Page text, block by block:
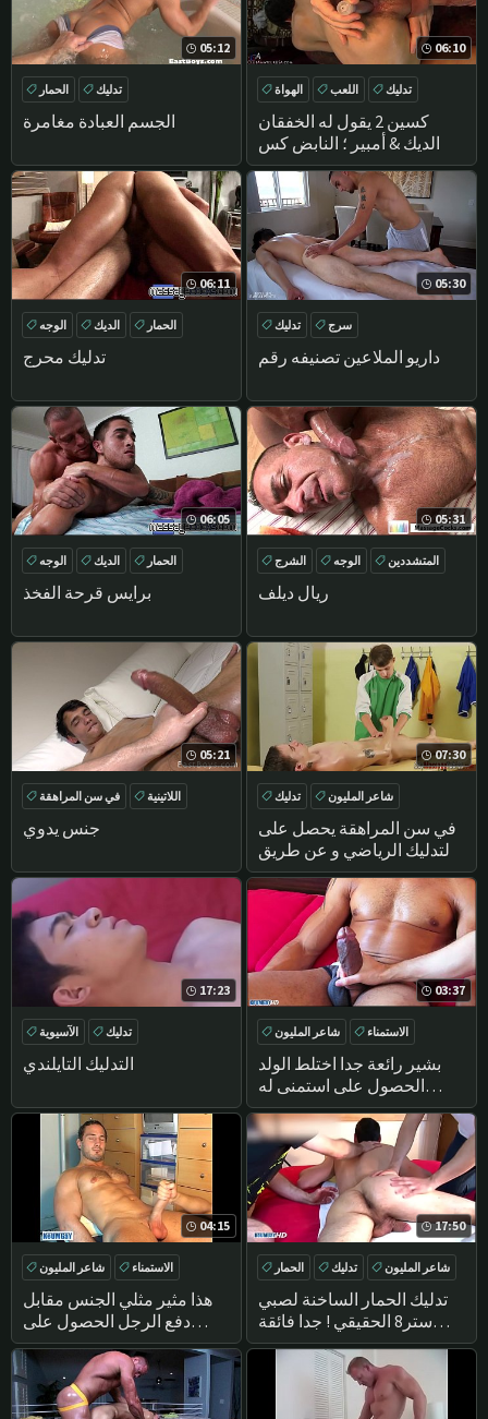
05:12
الجسم العبادة مغامرة
الحمار تدليك
06:10
كسين 2 يقول له الخفقان
الديك & أمبير ؛ النابض كس
الهواة اللعب
تدليك
مباشرة
06:11
تدليك محرج
الوجه الديك
الحمار
DEEPTHROAT
05:30
داريو الملاعين تصنيفه رقم
تدليك سرج
06:05
برايس قرحة الفخذ
الوجه الديك
الحمار
حلق
05:31
ريال ديلف
الشرج الوجه
المتشددين
الحمار
05:21
جنس يدوي
في سن المراهقة
اللاتينية
HANDJOB
07:30
في سن المراهقة يحصل على
التدليك الرياضي و عن طريق
الفم العمل
تدليك
شاعر المليون
في سن المراهقة
اللسان
17:23
التدليك التايلندي
الآسيوية تدليك
03:37
بشير رائعة جدا اختلط الولد
الحصول على استمنى له
ضخمة الديك من قبلي !
شاعر المليون
الاستمناء
تدليك
مباشرة
04:15
هذا مثير مثلي الجنس مقابل
دفع الرجل الحصول على
استمنى له هائلة قضيب من
قبل رجل !
شاعر المليون
الاستمناء
تدليك
مباشرة
17:50
تدليك الحمار الساخنة لصبي
ستر8 الحقيقي ! جدا فائقة
لطيف الرجل!
الحمار تدليك
شاعر المليون
الاستمناء